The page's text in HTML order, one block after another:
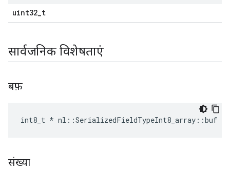
uint32_t
सार्वजनिक विशेषताएं
बफ़
int8_t * nl::SerializedFieldTypeInt8_array::buf
संख्या